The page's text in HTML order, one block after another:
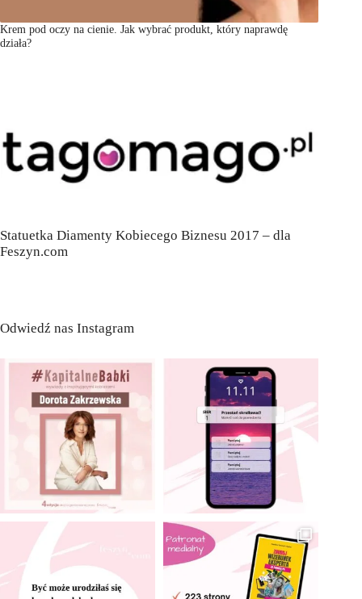
Krem pod oczy na cienie. Jak wybrać produkt, który naprawdę
działa?
Statuetka Diamenty Kobiecego Biznesu 2017 – dla
Feszyn.com
Odwiedź nas Instagram